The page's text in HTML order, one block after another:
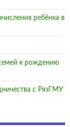
ребёнка в
к рождению
с РязГМУ